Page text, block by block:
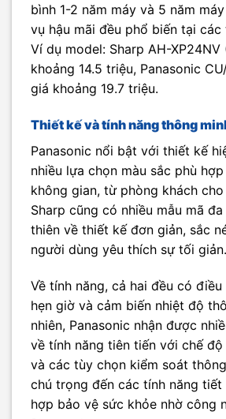
bình 1-2 năm máy và 5 năm
vụ hậu mãi đều phổ biến tại các
Ví dụ model: Sharp AH-XP24NV
khoảng 14.5 triệu, Panasonic
giá khoảng 19.7 triệu.
Thiết kế và tính năng thông
Panasonic nổi bật với thiết kế
nhiều lựa chọn màu sắc phù
không gian, từ phòng khách
Sharp cũng có nhiều mẫu mã
thiên về thiết kế đơn giản, sắc
người dùng yêu thích sự tối giản.
Về tính năng, cả hai đều có
hẹn giờ và cảm biến nhiệt độ
nhiên, Panasonic nhận được
về tính năng tiên tiến với chế độ
và các tùy chọn kiểm soát
chú trọng đến các tính năng
hợp bảo vệ sức khỏe nhờ công